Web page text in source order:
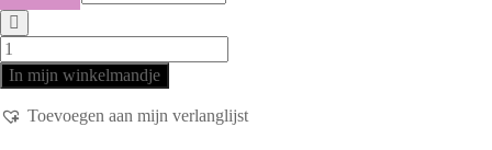
In mijn winkelmandje
Toevoegen aan mijn verlanglijst